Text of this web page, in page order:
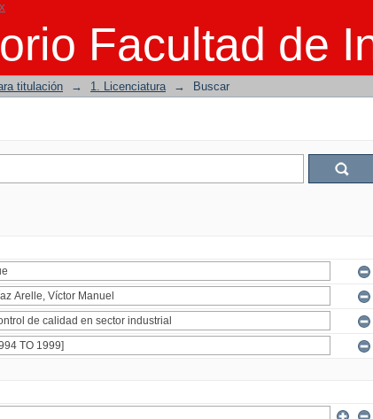
Facultad de
titulación → 1. Licenciatura → Buscar